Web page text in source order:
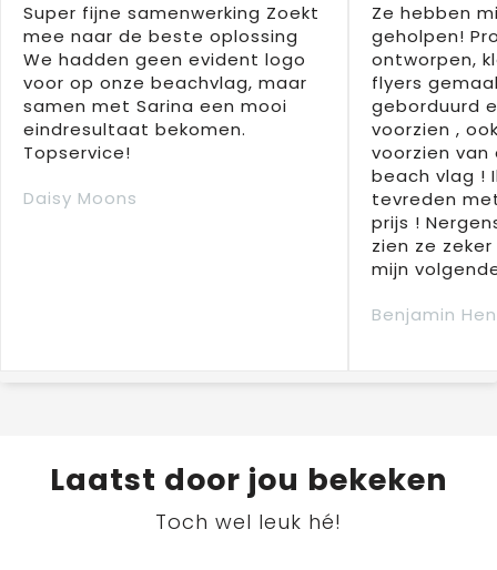
Super fijne samenwerking Zoekt
mee naar de beste oplossing
We hadden geen evident logo
voor op onze beachvlag, maar
samen met Sarina een mooi
eindresultaat bekomen.
Topservice!
Daisy Moons
Ze hebben
geholpen!
ontworpen,
flyers
geborduurd
voorzien ,
voorzien
beach vlag !
tevreden
prijs !
zien ze
mijn
Benjamin
Laatst door jou bekeken
Toch wel leuk hé!